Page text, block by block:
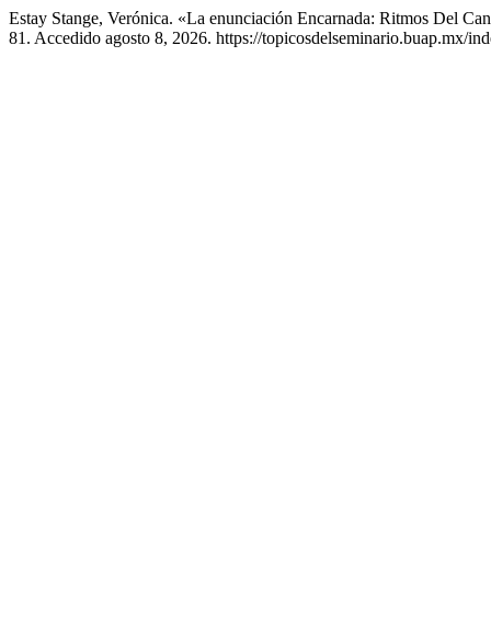
Estay Stange, Verónica. «La enunciación Encarnada: Ritmos Del
81. Accedido agosto 8, 2026. https://topicosdelseminario.buap.mx/